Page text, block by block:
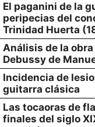
El paganini de la
peripecias del
Trinidad Huerta
Análisis de la obra
Debussy de
Incidencia de
guitarra clásica
Las tocaoras de
finales del siglo